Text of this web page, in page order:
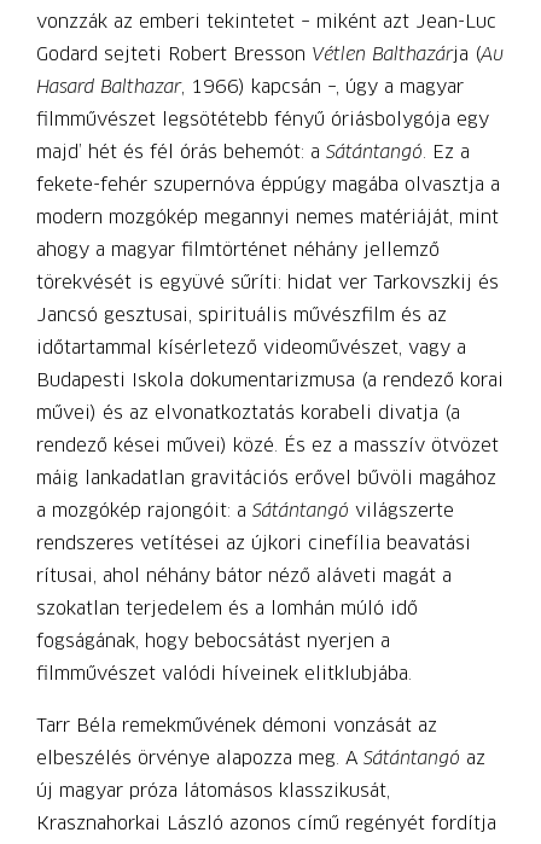
vonzzák az emberi tekintetet – miként azt Jean-Luc
Godard sejteti Robert Bresson Vétlen Balthazárja (Au
Hasard Balthazar, 1966) kapcsán –, úgy a magyar
filmművészet legsötétebb fényű óriásbolygója egy
majd’ hét és fél órás behemót: a Sátántangó. Ez a
fekete-fehér szupernóva éppúgy magába olvasztja a
modern mozgókép megannyi nemes matériáját, mint
ahogy a magyar filmtörténet néhány jellemző
törekvését is együvé sűríti: hidat ver Tarkovszkij és
Jancsó gesztusai, spirituális művészfilm és az
időtartammal kísérletező videoművészet, vagy a
Budapesti Iskola dokumentarizmusa (a rendező korai
művei) és az elvonatkoztatás korabeli divatja (a
rendező kései művei) közé. És ez a masszív ötvözet
máig lankadatlan gravitációs erővel bűvöli magához
a mozgókép rajongóit: a Sátántangó világszerte
rendszeres vetítései az újkori cinefília beavatási
rítusai, ahol néhány bátor néző aláveti magát a
szokatlan terjedelem és a lomhán múló idő
fogságának, hogy bebocsátást nyerjen a
filmművészet valódi híveinek elitklubjába.
Tarr Béla remekművének démoni vonzását az
elbeszélés örvénye alapozza meg. A Sátántangó az
új magyar próza látomásos klasszikusát,
Krasznahorkai László azonos című regényét fordítja